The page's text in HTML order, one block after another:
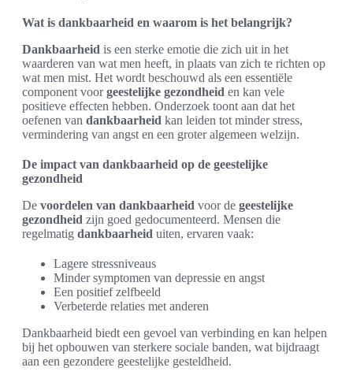
Wat is dankbaarheid en waarom is het belangrijk?
Dankbaarheid is een sterke emotie die zich uit in het
waarderen van wat men heeft, in plaats van zich te richten op
wat men mist. Het wordt beschouwd als een essentiële
component voorgeestelijke gezondheid en kan vele
positieve effecten hebben. Onderzoek toont aan dat het
oefenen van dankbaarheid kan leiden tot minder stress,
vermindering van angst en een groter algemeen welzijn.
De impact van dankbaarheid op de geestelijke
gezondheid
De voordelen van dankbaarheid voor de geestelijke
gezondheid zijn goed gedocumenteerd. Mensen die
regelmatig dankbaarheid uiten, ervaren vaak:
Lagere stressniveaus
Minder symptomen van depressie en angst
Een positief zelfbeeld
Verbeterde relaties met anderen
Dankbaarheid biedt een gevoel van verbinding en kan helpen
bij het opbouwen van sterkere sociale banden, wat bijdraagt
aan een gezondere geestelijke gesteldheid.